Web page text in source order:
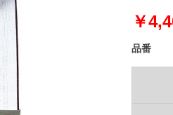
￥
品番